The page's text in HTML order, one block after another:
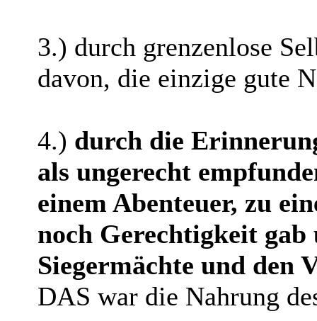
3.) durch grenzenlose
davon, die einzige gute
4.) durch die
als ungerecht
einem Abenteuer, zu
noch Gerechtigkeit
Siegermächte und den
DAS war die Nahrung